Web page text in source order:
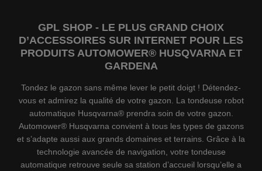
GPL SHOP - LE PLUS GRAND CHOIX
D’ACCESSOIRES SUR INTERNET POUR LES
PRODUITS AUTOMOWER® HUSQVARNA ET
GARDENA
Tondez le gazon sans même lever le petit doigt ! Détendez-
vous et admirez la qualité de votre gazon. La tondeuse robot
automatique Husqvarna® prendra soin de votre gazon.
Automower® Husqvarna convient à tous les types de gazons
et s’adapte aussi aux grands domaines et terrains. Grâce à la
technologie avancée de navigation, votre tondeuse
automatique retrouve seule sa station d’accueil lorsqu’elle a